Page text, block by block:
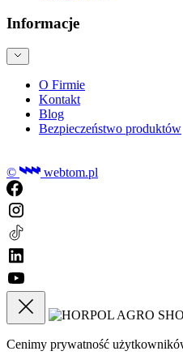
Informacje
O Firmie
Kontakt
Blog
Bezpieczeństwo produktów
© webtom.pl
Cenimy prywatność